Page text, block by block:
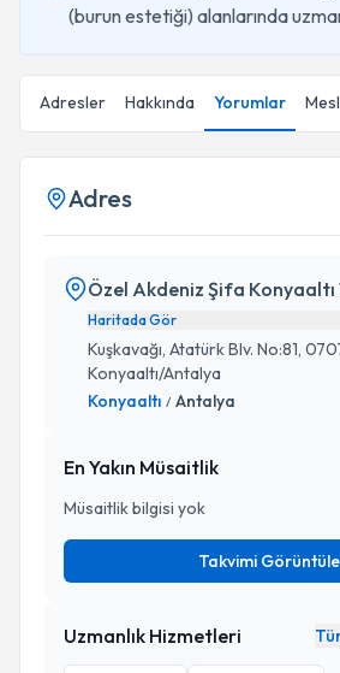
(burun estetiği) alanlarında
Adresler Hakkında Yorumlar
Adres
Özel Akdeniz Şifa Konyaaltı
Haritada Gör
Kuşkavağı, Atatürk Blv. No:81,
Konyaaltı/Antalya
Konyaaltı / Antalya
En Yakın Müsaitlik
Müsaitlik bilgisi yok
Takvimi Görüntüle
Uzmanlık Hizmetleri